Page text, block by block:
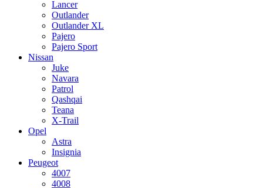
Lancer
Outlander
Outlander XL
Pajero
Pajero Sport
Nissan
Juke
Navara
Patrol
Qashqai
Teana
X-Trail
Opel
Astra
Insignia
Peugeot
4007
4008